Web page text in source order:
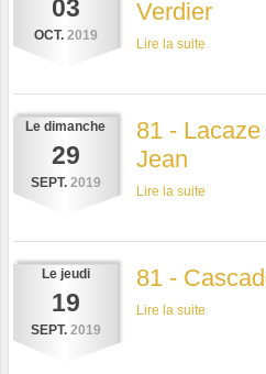
03
OCT. 2019
Verdier
Lire la suite
Le dimanche
29
SEPT. 2019
81 -
Jean
Lire la suite
Le jeudi
19
SEPT. 2019
81 -
Lire la suite